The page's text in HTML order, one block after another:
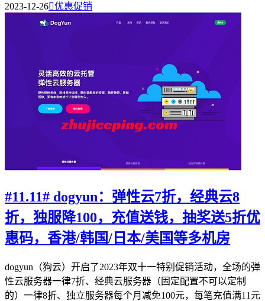
2023-12-26优惠促销
#11.11# dogyun：弹性云7折，经典云8
折，独服降100，充值送钱，抽奖送5折优
惠码，香港/韩国/日本/美国等多机房
dogyun（狗云）开启了2023年双十一特别促销活动，全场的弹
性云服务器一律7折、经典云服务器（固定配置不可以定制
的）一律8折、独立服务器每个月减免100元，每笔充值满11元